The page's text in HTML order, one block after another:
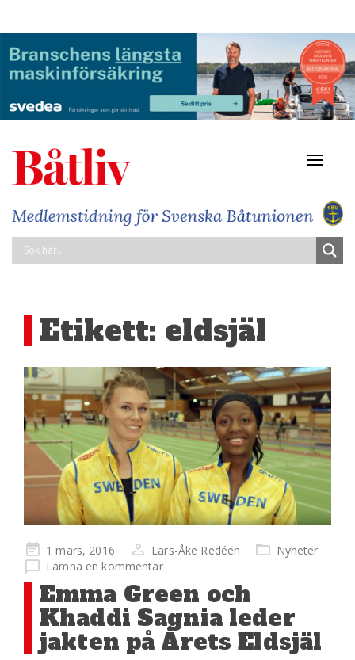
Etikett: eldsjäl
Publicerad
på
1 mars, 2016 Lars-Åke Redéen
Nyheter
Lämna en kommentar
Emma Green och
Khaddi Sagnia leder
jakten på Årets Eldsjäl